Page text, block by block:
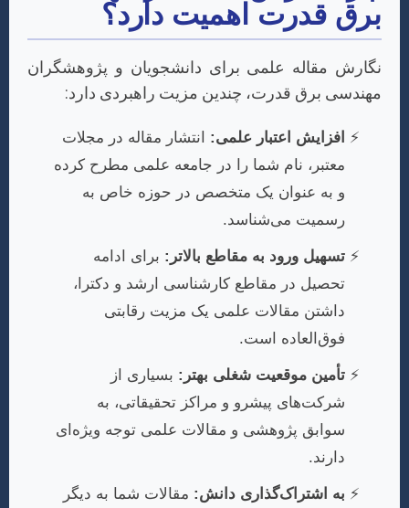
برق قدرت اهمیت دارد؟
نگارش مقاله علمی برای دانشجویان و پژوهشگران
مهندسی برق قدرت، چندین مزیت راهبردی دارد:
افزایش اعتبار علمی: انتشار مقاله در مجلات
معتبر، نام شما را در جامعه علمی مطرح کرده
و به عنوان یک متخصص در حوزه خاص به
رسمیت می‌شناسد.
تسهیل ورود به مقاطع بالاتر: برای ادامه
تحصیل در مقاطع کارشناسی ارشد و دکترا،
داشتن مقالات علمی یک مزیت رقابتی
فوق‌العاده است.
تأمین موقعیت شغلی بهتر: بسیاری از
شرکت‌های پیشرو و مراکز تحقیقاتی، به
سوابق پژوهشی و مقالات علمی توجه ویژه‌ای
دارند.
به اشتراک‌گذاری دانش: مقالات شما به دیگر